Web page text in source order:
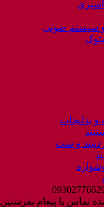
اسپری
و سیستم صوتی
و بدلیجات
و ست
تماس یا پیغام بفرستین